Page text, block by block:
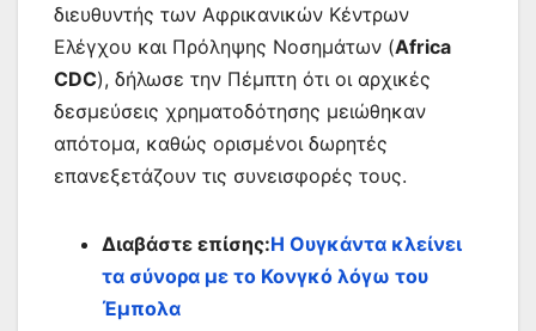
διευθυντής των Αφρικανικών Κέντρων
Ελέγχου και Πρόληψης Νοσημάτων (Africa
CDC), δήλωσε την Πέμπτη ότι οι αρχικές
δεσμεύσεις χρηματοδότησης μειώθηκαν
απότομα, καθώς ορισμένοι δωρητές
επανεξετάζουν τις συνεισφορές τους.
Διαβάστε επίσης:Η Ουγκάντα κλείνει
τα σύνορα με το Κονγκό λόγω του
Έμπολα